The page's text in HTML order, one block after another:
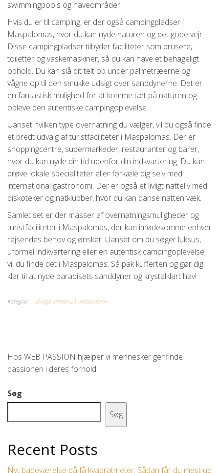
swimmingpools og haveområder.
Hvis du er til camping, er der også campingpladser i
Maspalomas, hvor du kan nyde naturen og det gode vejr.
Disse campingpladser tilbyder faciliteter som brusere,
toiletter og vaskemaskiner, så du kan have et behageligt
ophold. Du kan slå dit telt op under palmetræerne og
vågne op til den smukke udsigt over sanddynerne. Det er
en fantastisk mulighed for at komme tæt på naturen og
opleve den autentiske campingoplevelse.
Uanset hvilken type overnatning du vælger, vil du også finde
et bredt udvalg af turistfaciliteter i Maspalomas. Der er
shoppingcentre, supermarkeder, restauranter og barer,
hvor du kan nyde din tid udenfor din indkvartering. Du kan
prøve lokale specialiteter eller forkæle dig selv med
international gastronomi. Der er også et livligt natteliv med
diskoteker og natklubber, hvor du kan danse natten væk.
Samlet set er der masser af overnatningsmuligheder og
turistfaciliteter i Maspalomas, der kan imødekomme enhver
rejsendes behov og ønsker. Uanset om du søger luksus,
uformel indkvartering eller en autentisk campingoplevelse,
vil du finde det i Maspalomas. Så pak kufferten og gør dig
klar til at nyde paradisets sanddyner og krystalklart hav!
Kategori Øvrige artikler på Webpassion
Hos WEB PASSION hjælper vi mennesker genfinde
passionen i deres forhold.
Søg
Søg
Recent Posts
Nyt badeværelse på få kvadratmeter: Sådan får du mest ud